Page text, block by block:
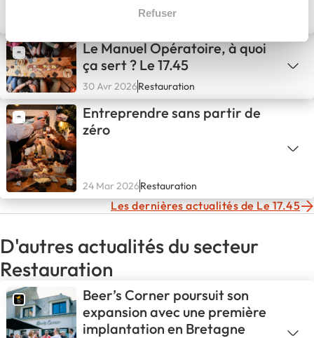
Refuser
nos futurs franchisés
Le Manuel Opératoire, à quoi
ça sert ? Le 17.45
30 Avr 2026Restauration
Entreprendre sans partir de
zéro
24 Mar 2026Restauration
Les dernières actualités de Le 17.45
D'autres actualités du secteur
Restauration
Beer’s Corner poursuit son
expansion avec une première
implantation en Bretagne